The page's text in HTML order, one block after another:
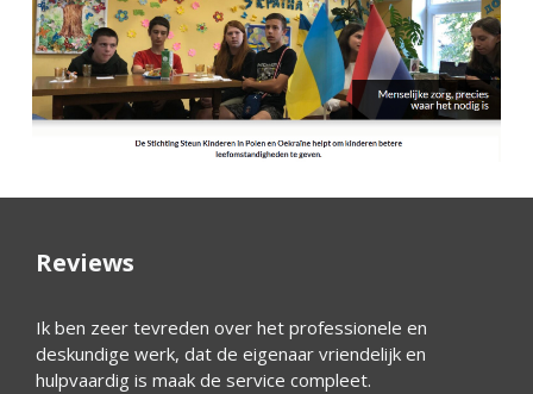
Reviews
Ik ben zeer tevreden over het professionele en
deskundige werk, dat de eigenaar vriendelijk en
hulpvaardig is maak de service compleet.